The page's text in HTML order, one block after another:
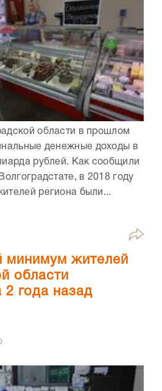
области в прошлом
денежные доходы в
рублей. Как сообщили
в 2018 году
региона были...
минимум жителей
области
2 года назад